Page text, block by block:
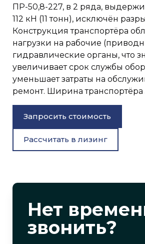
ПР-50,8-227, в 2 ряда,
112 кН (11 тонн), исключён
Конструкция транспортёра
нагрузки на рабочие
гидравлические органы, что
увеличивает срок службы
уменьшает затраты на
ремонт. Ширина
Запросить стоимость
Рассчитать в лизинг
Нет
звонить?